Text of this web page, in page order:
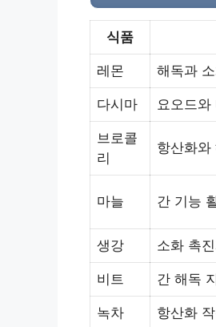
식품
레몬 해독과
다시마 요오드와
브로콜
리
항산화와
마늘 간 기능
생강 소화 촉
비트 간 해독
녹차 항산화